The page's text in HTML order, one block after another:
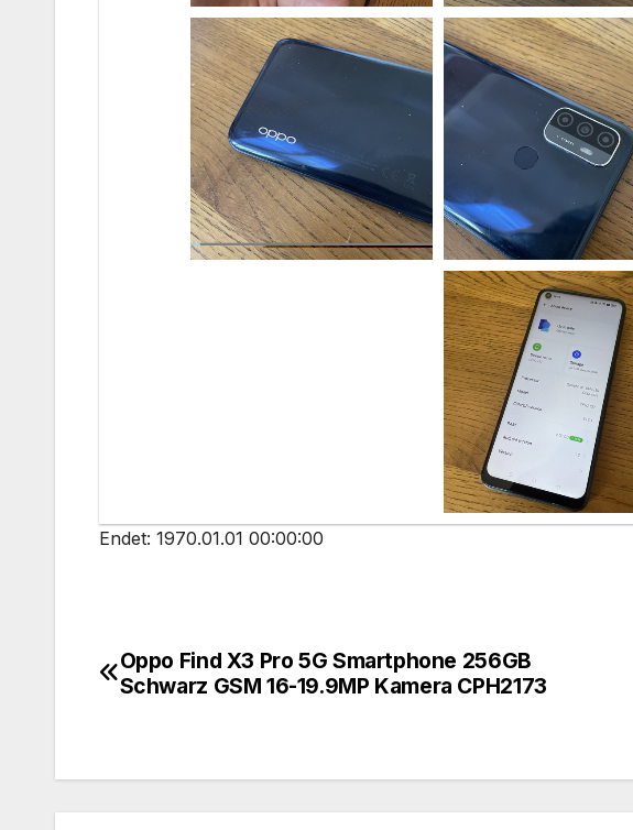
Endet: 1970.01.01 00:00:00
Beitragsnavigation
Oppo Find X3 Pro 5G Smartphone 256GB
Schwarz GSM 16-19.9MP Kamera CPH2173